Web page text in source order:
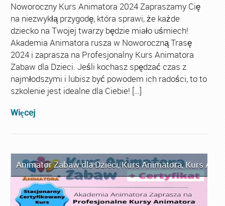
Noworoczny Kurs Animatora 2024 Zapraszamy Cię
na niezwykłą przygodę, która sprawi, że każde
dziecko na Twojej twarzy będzie miało uśmiech!
Akademia Animatora rusza w Noworoczną Trasę
2024 i zaprasza na Profesjonalny Kurs Animatora
Zabaw dla Dzieci. Jeśli kochasz spędzać czas z
najmłodszymi i lubisz być powodem ich radości, to to
szkolenie jest idealne dla Ciebie! […]
Więcej
Animator Zabaw dla Dzieci,Kurs Animatora,Kurs